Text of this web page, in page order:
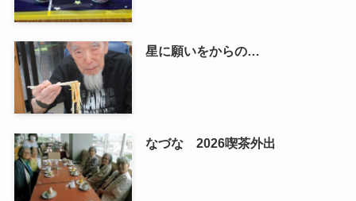
星に願いをからの…
なづな 2026喫茶外出